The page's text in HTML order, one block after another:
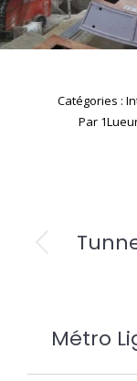
Catégories :
Par
Métro